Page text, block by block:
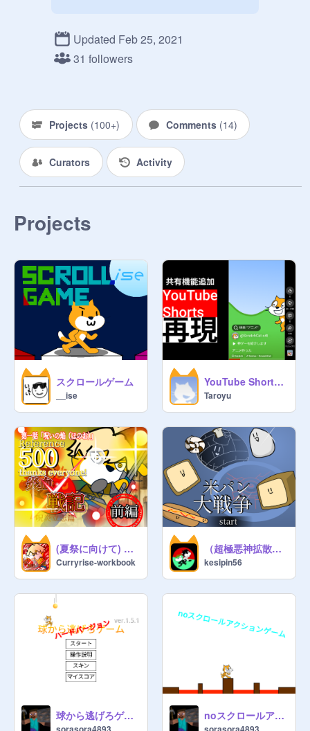
Updated Feb 25, 2021
31 followers
Projects (100+) Comments (14)
Curators Activity
Projects
スクロールゲーム
__ise
YouTube Shortsを再現
Taroyu
(夏祭に向けて) 炎血戦記 呪炎立志篇・第一話（前編） 「呪いの焔（ほのお）
Curryrise-workbook
（超極悪神拡散希望）米パン大戦争
kesipin56
球から逃げろゲーム ハードモード (モバイル&pc対応) ver.1.5.1 #避けゲー #伸びない noスクロールアクションゲーム